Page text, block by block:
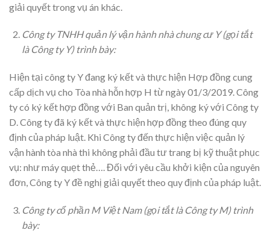
giải quyết trong vụ án khác.
Công ty TNHH quản lý vận hành nhà chung cư Y (gọi tắt
là Công ty Y) trình bày:
Hiện tại công ty Y đang ký kết và thực hiện Hợp đồng cung
cấp dịch vụ cho Tòa nhà hỗn hợp H từ ngày 01/3/2019. Công
ty có ký kết hợp đồng với Ban quản trị, không ký với Công ty
D. Công ty đã ký kết và thực hiện hợp đồng theo đúng quy
định của pháp luật. Khi Công ty đến thực hiện việc quản lý
vận hành tòa nhà thi không phải đầu tư trang bị kỹ thuật phục
vụ: như máy quẹt thẻ…. Đối với yêu cầu khởi kiện của nguyên
đơn, Công ty Y đề nghị giải quyết theo quy định của pháp luật.
Công ty cổ phần M Việt Nam (gọi tắt là Công ty M) trình
bày: